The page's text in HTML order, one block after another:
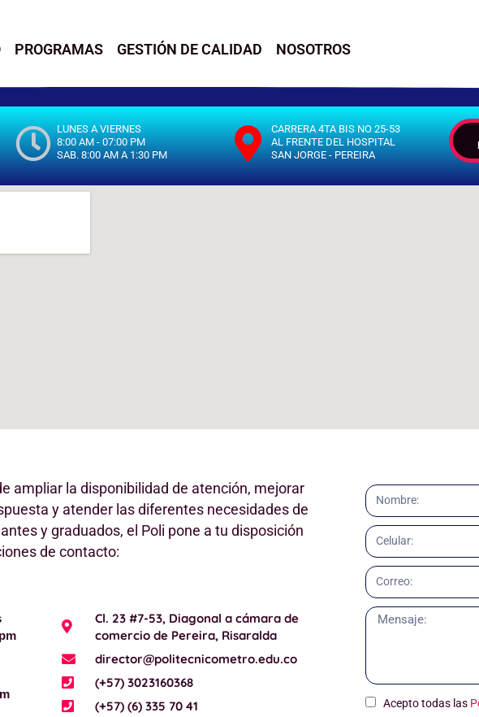
PROGRAMAS GESTIÓN DE CALIDAD NOSOTROS
LUNES A VIERNES
8:00 AM - 07:00 PM
SAB. 8:00 AM A 1:30 PM
CARRERA 4TA BIS NO 25-53
AL FRENTE DEL HOSPITAL
SAN JORGE - PEREIRA
ampliar la disponibilidad de atención, mejorar
y atender las diferentes necesidades de
y graduados, el Poli pone a tu disposición
de contacto:
Cl. 23 #7-53, Diagonal a cámara de
comercio de Pereira, Risaralda
director@politecnicometro.edu.co
(+57) 3023160368
(+57) (6) 335 70 41
Acepto todas las